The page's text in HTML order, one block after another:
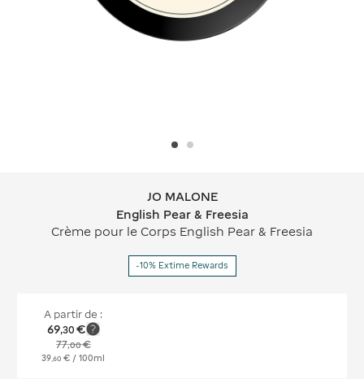
JO MALONE English Pear & Freesia
JO MALONE
English Pear & Freesia
Crème pour le Corps English Pear & Freesia
-10% Extime Rewards
A partir de :
69,30 €
77,00€
39 60 € / 100ml